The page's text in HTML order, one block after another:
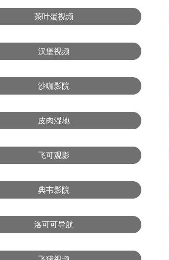
茶叶蛋视频
汉堡视频
沙咖影院
皮肉湿地
飞可观影
典韦影院
洛可可导航